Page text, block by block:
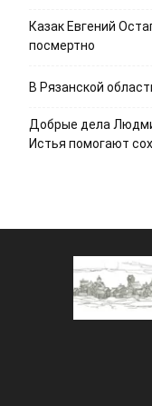
Казак Евгений
посмертно
В Рязанской
Добрые дела
Истья помогают